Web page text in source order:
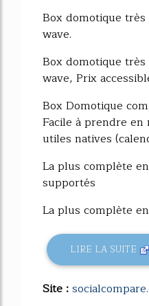
Box domotique
wave.
Box domotique
wave, Prix
Box Domotique
Facile à prendre
utiles natives
La plus complète
supportés
La plus complète
LIRE LA SUITE
Site :